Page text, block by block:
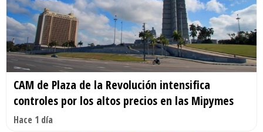
CAM de Plaza de la Revolución intensifica
controles por los altos precios en las Mipymes
Hace 1 día